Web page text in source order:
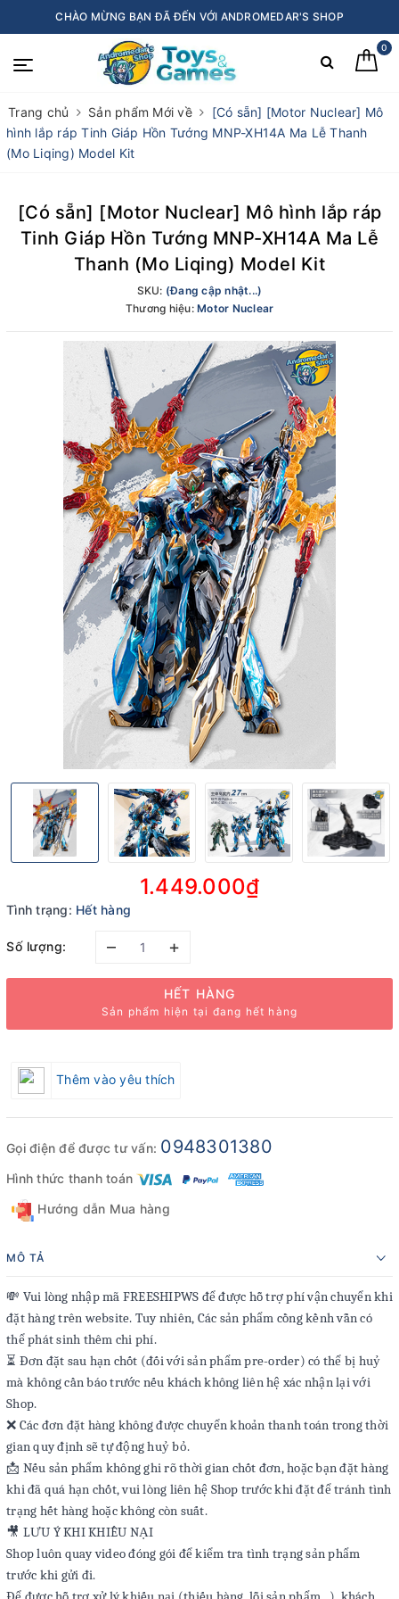
CHÀO MỪNG BẠN ĐÃ ĐẾN VỚI ANDROMEDAR'S SHOP
0
Trang chủ Sản phẩm Mới về
[Có sẵn] [Motor Nuclear] Mô
hình lắp ráp Tinh Giáp Hồn Tướng MNP-XH14A Ma Lễ Thanh
(Mo Liqing) Model Kit
[Có sẵn] [Motor Nuclear] Mô hình lắp ráp
Tinh Giáp Hồn Tướng MNP-XH14A Ma Lễ
Thanh (Mo Liqing) Model Kit
SKU: (Đang cập nhật...)
Thương hiệu: Motor Nuclear
1.449.000₫
Tình trạng: Hết hàng
Số lượng: – +
HẾT HÀNG
Sản phẩm hiện tại đang hết hàng
Thêm vào yêu thích
Gọi điện để được tư vấn: 0948301380
Hình thức thanh toán
Hướng dẫn Mua hàng
MÔ TẢ
💸 Vui lòng nhập mã FREESHIPWS để được hỗ trợ phí vận chuyển khi
đặt hàng trên website. Tuy nhiên, Các sản phẩm cồng kềnh vẫn có
thể phát sinh thêm chi phí.
⏳ Đơn đặt sau hạn chốt (đối với sản phẩm pre-order) có thể bị huỷ
mà không cần báo trước nếu khách không liên hệ xác nhận lại với
Shop.
❌ Các đơn đặt hàng không được chuyển khoản thanh toán trong thời
gian quy định sẽ tự động huỷ bỏ.
📩 Nếu sản phẩm không ghi rõ thời gian chốt đơn, hoặc bạn đặt hàng
khi đã quá hạn chốt, vui lòng liên hệ Shop trước khi đặt để tránh tình
trạng hết hàng hoặc không còn suất.
🎥 LƯU Ý KHI KHIẾU NẠI
Shop luôn quay video đóng gói để kiểm tra tình trạng sản phẩm
trước khi gửi đi.